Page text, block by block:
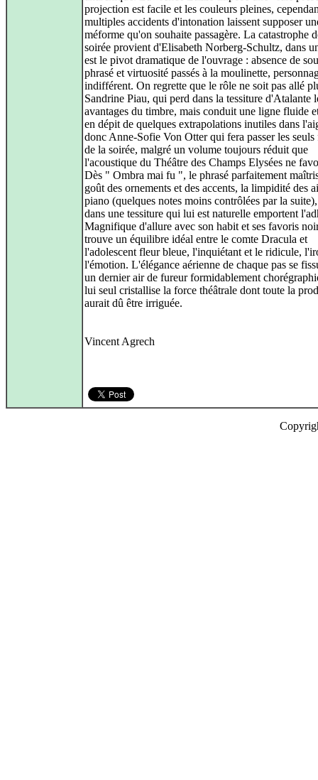
projection est facile et les couleurs pleines,
multiples accidents d'intonation laissent supposer
méforme qu'on souhaite passagère. La catastrophe
soirée provient d'Elisabeth Norberg-Schultz, dans
est le pivot dramatique de l'ouvrage : absence de
phrasé et virtuosité passés à la moulinette,
indifférent. On regrette que le rôle ne soit pas allé
Sandrine Piau, qui perd dans la tessiture d'Atalante
avantages du timbre, mais conduit une ligne fluide
en dépit de quelques extrapolations inutiles dans
donc Anne-Sofie Von Otter qui fera passer les seuls
de la soirée, malgré un volume toujours réduit que
l'acoustique du Théâtre des Champs Elysées ne
Dès " Ombra mai fu ", le phrasé parfaitement
goût des ornements et des accents, la limpidité des
piano (quelques notes moins contrôlées par la
dans une tessiture qui lui est naturelle emportent
Magnifique d'allure avec son habit et ses favoris
trouve un équilibre idéal entre le comte Dracula et
l'adolescent fleur bleue, l'inquiétant et le ridicule,
l'émotion. L'élégance aérienne de chaque pas se
un dernier air de fureur formidablement
lui seul cristallise la force théâtrale dont toute la
aurait dû être irriguée.
Vincent Agrech